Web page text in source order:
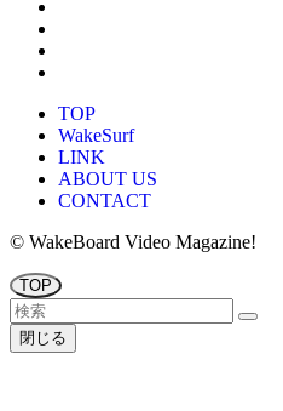
TOP
WakeSurf
LINK
ABOUT US
CONTACT
© WakeBoard Video Magazine!
TOP
閉じる